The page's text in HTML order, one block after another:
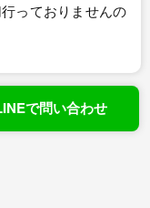
っておりませんの
で問い合わせ